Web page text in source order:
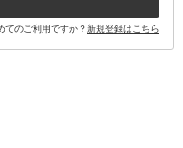
てのご利用ですか？新規登録はこちら